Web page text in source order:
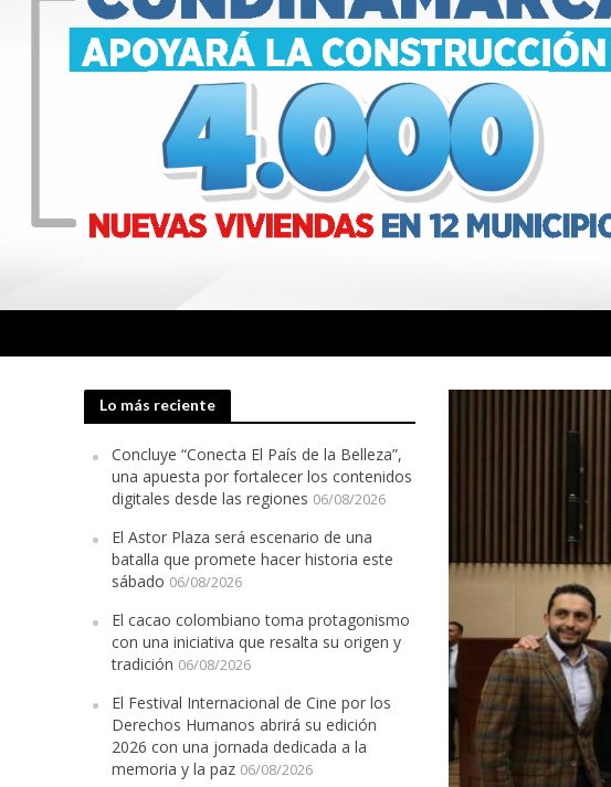
Lo más reciente
Concluye “Conecta El País de la Belleza”,
una apuesta por fortalecer los contenidos
digitales desde las regiones 06/08/2026
El Astor Plaza será escenario de una
batalla que promete hacer historia este
sábado 06/08/2026
El cacao colombiano toma protagonismo
con una iniciativa que resalta su origen y
tradición 06/08/2026
El Festival Internacional de Cine por los
Derechos Humanos abrirá su edición
2026 con una jornada dedicada a la
memoria y la paz 06/08/2026